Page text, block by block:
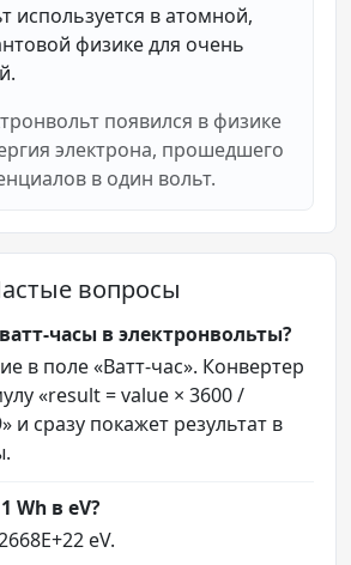
используется в атомной,
физике для очень
появился в физике
электрона, прошедшего
в один вольт.
вопросы
часы в электронвольты?
в поле «Ватт-час». Конвертер
«result = value × 3600 /
и сразу покажет результат в
Wh в eV?
eV.